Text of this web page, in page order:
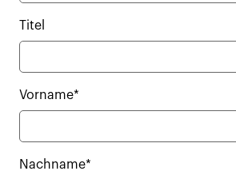
Titel
Vorname*
Nachname*